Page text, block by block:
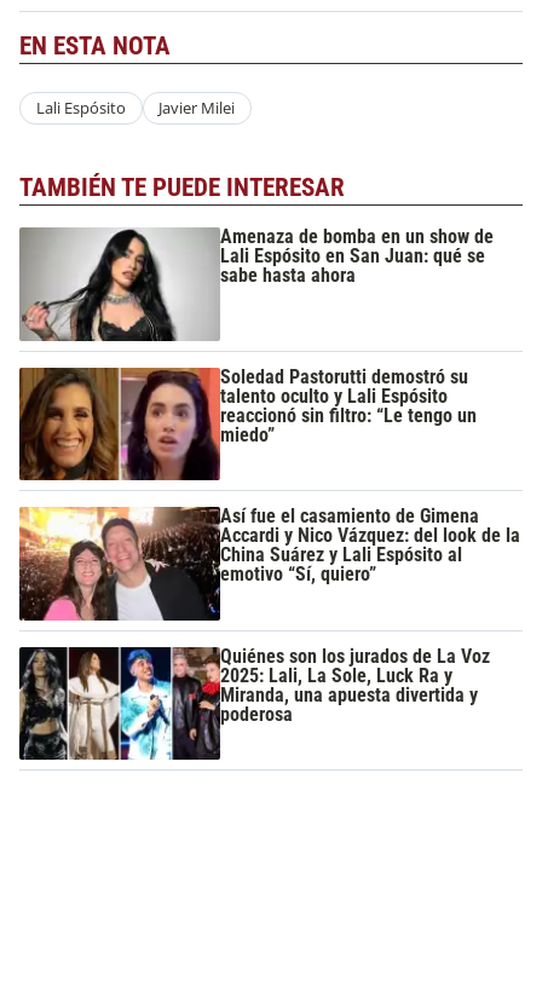
EN ESTA NOTA
Lali Espósito Javier Milei
TAMBIÉN TE PUEDE INTERESAR
Amenaza de bomba en un show de
Lali Espósito en San Juan: qué se
sabe hasta ahora
Soledad Pastorutti demostró su
talento oculto y Lali Espósito
reaccionó sin filtro: “Le tengo un
miedo”
Así fue el casamiento de Gimena
Accardi y Nico Vázquez: del look de la
China Suárez y Lali Espósito al
emotivo “Sí, quiero”
Quiénes son los jurados de La Voz
2025: Lali, La Sole, Luck Ra y
Miranda, una apuesta divertida y
poderosa